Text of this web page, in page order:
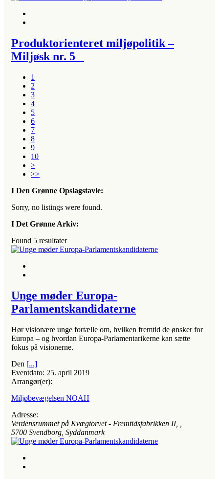
Produktorienteret miljøpolitik –
Miljøsk nr. 5
1
2
3
4
5
6
7
8
9
10
>
>>
I Den Grønne Opslagstavle:
Sorry, no listings were found.
I Det Grønne Arkiv:
Found 5 resultater
Unge møder Europa-
Parlamentskandidaterne
Hør visionære unge fortælle om, hvilken fremtid de ønsker for
Europa – og hvordan Europa-Parlamentarikerne kan sætte
fokus på visionerne.
Den [...]
Eventdato: 25. april 2019
Arrangør(er):
Miljøbevægelsen NOAH
Adresse:
Verdensrummet på Kvægtorvet - Fremtidsfabrikken II, ,
5700 Svendborg, Syddanmark